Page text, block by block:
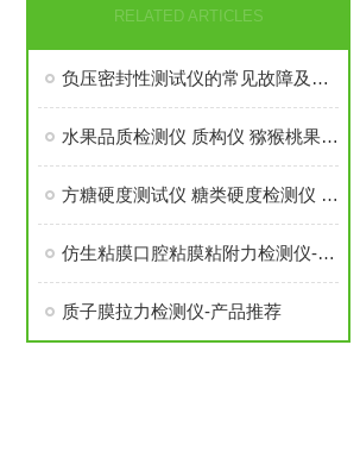
RELATED ARTICLES
负压密封性测试仪的常见故障及解决方法
水果品质检测仪 质构仪 猕猴桃果蔬测试仪
方糖硬度测试仪 糖类硬度检测仪 QB/T 5011-2016物性试验仪
仿生粘膜口腔粘膜粘附力检测仪-产品推荐
质子膜拉力检测仪-产品推荐